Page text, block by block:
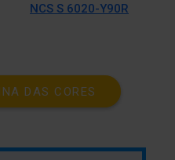
NCS S 6020-Y90R
DAS CORES